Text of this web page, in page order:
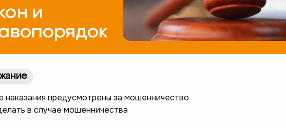
и
наказания предусмотрены за мошенничество
в случае мошенничества